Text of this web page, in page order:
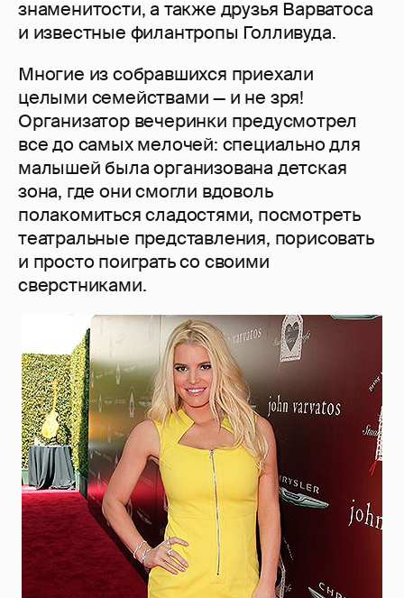
знаменитости, а также друзья Варватоса
и известные филантропы Голливуда.
Многие из собравшихся приехали
целыми семействами — и не зря!
Организатор вечеринки предусмотрел
все до самых мелочей: специально для
малышей была организована детская
зона, где они смогли вдоволь
полакомиться сладостями, посмотреть
театральные представления, порисовать
и просто поиграть со своими
сверстниками.